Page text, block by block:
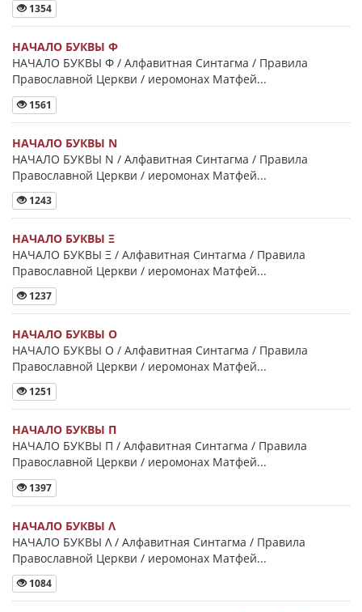
1354
НАЧАЛО БУКВЫ Φ
НАЧАЛО БУКВЫ Φ / Алфавитная Синтагма / Правила
Православной Церкви / иеромонах Матфей...
1561
НАЧАЛО БУКВЫ Ν
НАЧАЛО БУКВЫ Ν / Алфавитная Синтагма / Правила
Православной Церкви / иеромонах Матфей...
1243
НАЧАЛО БУКВЫ Ξ
НАЧАЛО БУКВЫ Ξ / Алфавитная Синтагма / Правила
Православной Церкви / иеромонах Матфей...
1237
НАЧАЛО БУКВЫ Ο
НАЧАЛО БУКВЫ Ο / Алфавитная Синтагма / Правила
Православной Церкви / иеромонах Матфей...
1251
НАЧАЛО БУКВЫ Π
НАЧАЛО БУКВЫ Π / Алфавитная Синтагма / Правила
Православной Церкви / иеромонах Матфей...
1397
НАЧАЛО БУКВЫ Λ
НАЧАЛО БУКВЫ Λ / Алфавитная Синтагма / Правила
Православной Церкви / иеромонах Матфей...
1084